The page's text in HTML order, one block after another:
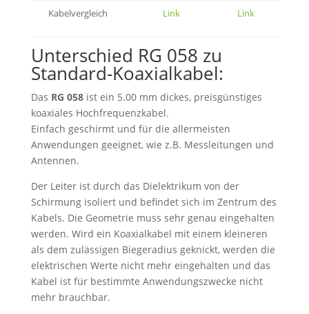
Kabelvergleich Link Link
Unterschied RG 058 zu
Standard-Koaxialkabel:
Das RG 058ist ein 5.00 mm dickes, preisgünstiges
koaxiales Hochfrequenzkabel.
Einfach geschirmt und für die allermeisten
Anwendungen geeignet, wie z.B. Messleitungen und
Antennen.
Der Leiter ist durch das Dielektrikum von der
Schirmung isoliert und befindet sich im Zentrum des
Kabels. Die Geometrie muss sehr genau eingehalten
werden. Wird ein Koaxialkabel mit einem kleineren
als dem zulässigen Biegeradius geknickt, werden die
elektrischen Werte nicht mehr eingehalten und das
Kabel ist für bestimmte Anwendungszwecke nicht
mehr brauchbar.